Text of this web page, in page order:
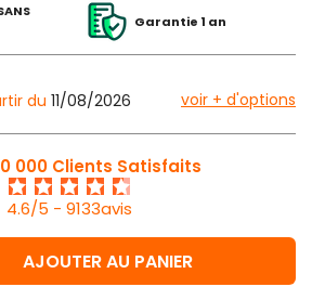
Garantie 1 an
du 11/08/2026 voir + d'options
000 Clients Satisfaits
4.6/5 - 9133avis
AJOUTER AU PANIER